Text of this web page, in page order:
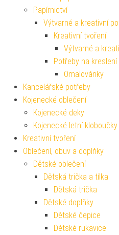
Papírnictví
Výtvarné a kreativní
Kreativní tvoření
Výtvarné a
Potřeby na kreslení
Omalovánky
Kancelářské potřeby
Kojenecké oblečení
Kojenecké deky
Kojenecké letní
Kreativní tvoření
Oblečení, obuv a doplňky
Dětské oblečení
Dětská trička a tílka
Dětská trička
Dětské doplňky
Dětské čepice
Dětské rukavice